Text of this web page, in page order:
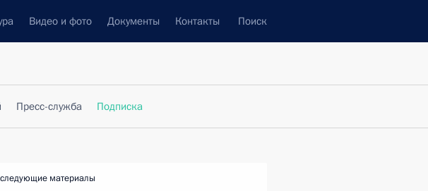
Видео и фото Документы Контакты Поиск
Пресс-служба Подписка
материалы